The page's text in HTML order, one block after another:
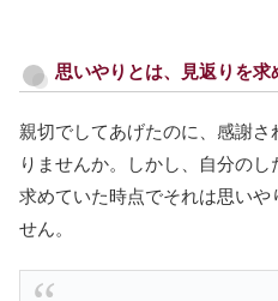
思いやりとは、見返りを求
親切でしてあげたのに、感謝
りませんか。しかし、自分の
求めていた時点でそれは思いや
せん。